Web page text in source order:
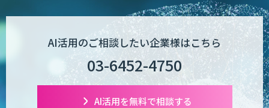
AI活用のご相談したい企業様はこちら
03-6452-4750
AI活用を無料で相談する